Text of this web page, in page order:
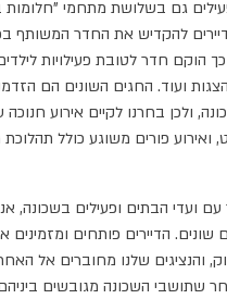
גם בשלושת מתחמי "חלומות
להקדיש את החדר
כך הוקם חדר לטובת פעילויות
ועוד. החגים השונים הם
ולכן בחרנו לקיים אירוע
ואירוע פורים משוגע כולל
ועדי הבתים ופעילים בשכונה,
שונים. הדיירים פותחים
והנציגים שלנו מחוברים אל
שתושבי השכונה מגובשים ביניהם